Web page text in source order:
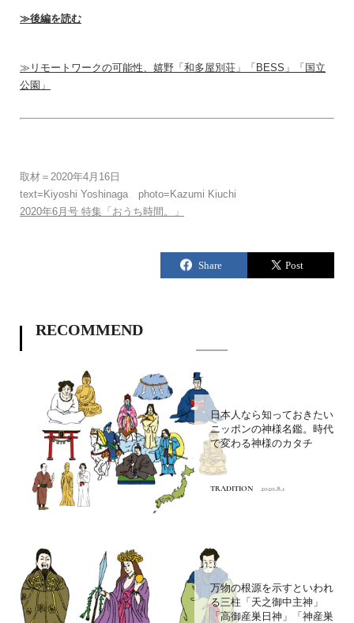
≫後編を読む
≫リモートワークの可能性、嬉野「和多屋別荘」「BESS」「国立
公園」
取材＝2020年4月16日
text=Kiyoshi Yoshinaga photo=Kazumi Kiuchi
2020年6月号 特集「おうち時間。」
RECOMMEND
日本人なら知っておきたい
ニッポンの神様名鑑。時代
で変わる神様のカタチ
TRADITION 2020.8.1
万物の根源を示すといわれ
る三柱「天之御中主神」
「高御産巣日神」「神産巣